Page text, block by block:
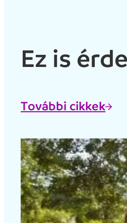
Ez is
További cikkek